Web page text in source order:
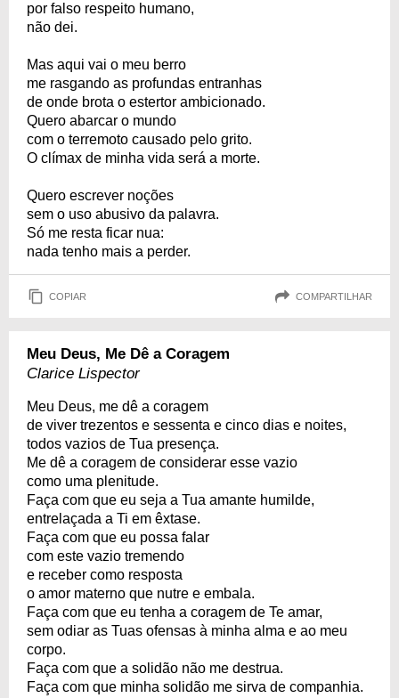
por falso respeito humano,
não dei.
Mas aqui vai o meu berro
me rasgando as profundas entranhas
de onde brota o estertor ambicionado.
Quero abarcar o mundo
com o terremoto causado pelo grito.
O clímax de minha vida será a morte.
Quero escrever noções
sem o uso abusivo da palavra.
Só me resta ficar nua:
nada tenho mais a perder.
COPIAR COMPARTILHAR
Meu Deus, Me Dê a Coragem
Clarice Lispector
Meu Deus, me dê a coragem
de viver trezentos e sessenta e cinco dias e noites,
todos vazios de Tua presença.
Me dê a coragem de considerar esse vazio
como uma plenitude.
Faça com que eu seja a Tua amante humilde,
entrelaçada a Ti em êxtase.
Faça com que eu possa falar
com este vazio tremendo
e receber como resposta
o amor materno que nutre e embala.
Faça com que eu tenha a coragem de Te amar,
sem odiar as Tuas ofensas à minha alma e ao meu
corpo.
Faça com que a solidão não me destrua.
Faça com que minha solidão me sirva de companhia.